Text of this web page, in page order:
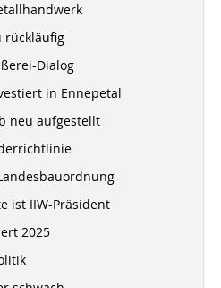
rückläufig
Dialog
in Ennepetal
neu aufgestellt
ist IIW-Präsident
2025